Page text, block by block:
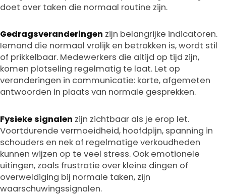
doet over taken die normaal routine zijn.
Gedragsveranderingen zijn belangrijke indicatoren.
Iemand die normaal vrolijk en betrokken is, wordt stil
of prikkelbaar. Medewerkers die altijd op tijd zijn,
komen plotseling regelmatig te laat. Let op
veranderingen in communicatie: korte, afgemeten
antwoorden in plaats van normale gesprekken.
Fysieke signalen zijn zichtbaar als je erop let.
Voortdurende vermoeidheid, hoofdpijn, spanning in
schouders en nek of regelmatige verkoudheden
kunnen wijzen op te veel stress. Ook emotionele
uitingen, zoals frustratie over kleine dingen of
overweldiging bij normale taken, zijn
waarschuwingssignalen.